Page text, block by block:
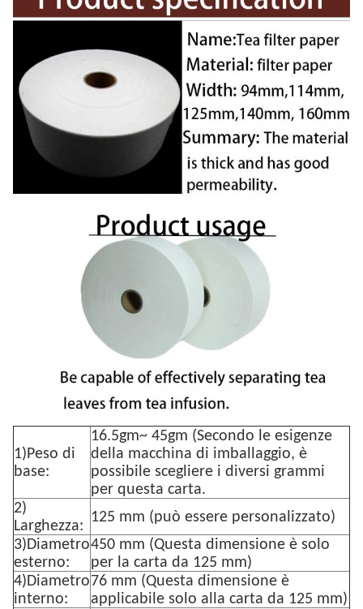
1)Peso di
base:
16.5gm~ 45gm (Secondo le esigenze
della macchina di imballaggio, è
possibile scegliere i diversi grammi
per questa carta.
2)
Larghezza:
125 mm (può essere personalizzato)
3)Diametro
esterno:
450 mm (Questa dimensione è solo
per la carta da 125 mm)
4)Diametro
interno:
76 mm (Questa dimensione è
applicabile solo alla carta da 125 mm)